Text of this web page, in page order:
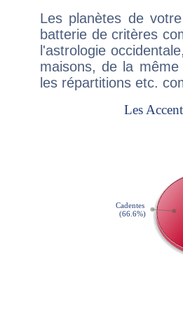
Les planètes de
batterie de critères
l'astrologie
maisons, de la
les répartitions etc.